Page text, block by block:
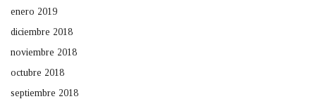
enero 2019
diciembre 2018
noviembre 2018
octubre 2018
septiembre 2018